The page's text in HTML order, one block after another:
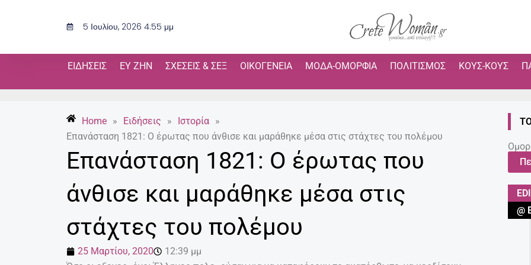
5 Ιουλίου, 2026 4:55 μμ
ΕΙΔΉΣΕΙΣ ΕΥ ΖΗΝ ΣΧΈΣΕΙΣ & ΣΕΞ ΟΙΚΟΓΈΝΕΙΑ ΜΌΔΑ-ΟΜΟΡΦΙΆ ΠΟΛΙΤΙΣΜΌΣ ΚΟΥΣ-ΚΟΥΣ
Home » Ειδήσεις » Ιστορία »
Επανάσταση 1821: Ο έρωτας που άνθισε και μαράθηκε μέσα στις στάχτες του πολέμου
Επανάσταση 1821: Ο έρωτας που
άνθισε και μαράθηκε μέσα στις
στάχτες του πολέμου
25 Μαρτίου, 2020
12:39 μμ
@